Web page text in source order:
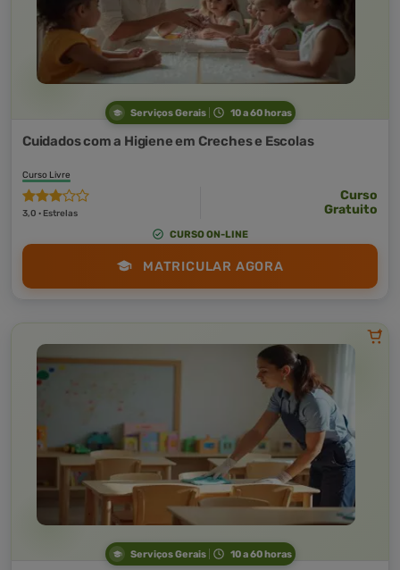
Serviços Gerais 10 a 60 horas
Cuidados com a Higiene em Creches e Escolas
Curso Livre
3,0 · Estrelas
Curso
Gratuito
CURSO ON-LINE
MATRICULAR AGORA
Serviços Gerais 10 a 60 horas